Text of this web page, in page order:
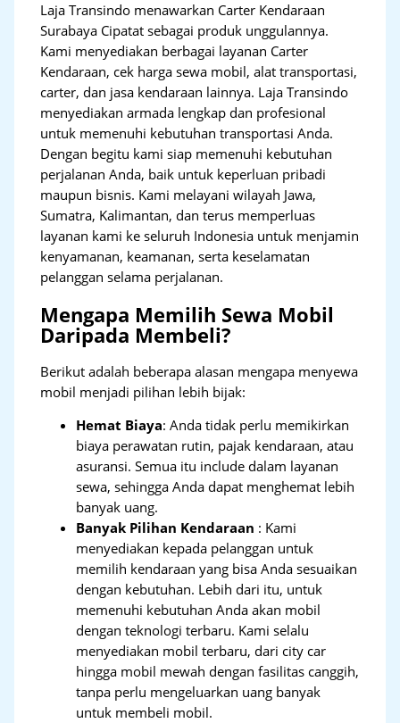
Laja Transindo menawarkan Carter Kendaraan
Surabaya Cipatat sebagai produk unggulannya.
Kami menyediakan berbagai layanan Carter
Kendaraan, cek harga sewa mobil, alat transportasi,
carter, dan jasa kendaraan lainnya. Laja Transindo
menyediakan armada lengkap dan profesional
untuk memenuhi kebutuhan transportasi Anda.
Dengan begitu kami siap memenuhi kebutuhan
perjalanan Anda, baik untuk keperluan pribadi
maupun bisnis. Kami melayani wilayah Jawa,
Sumatra, Kalimantan, dan terus memperluas
layanan kami ke seluruh Indonesia untuk menjamin
kenyamanan, keamanan, serta keselamatan
pelanggan selama perjalanan.
Mengapa Memilih Sewa Mobil
Daripada Membeli?
Berikut adalah beberapa alasan mengapa menyewa
mobil menjadi pilihan lebih bijak:
Hemat Biaya: Anda tidak perlu memikirkan
biaya perawatan rutin, pajak kendaraan, atau
asuransi. Semua itu include dalam layanan
sewa, sehingga Anda dapat menghemat lebih
banyak uang.
Banyak Pilihan Kendaraan : Kami
menyediakan kepada pelanggan untuk
memilih kendaraan yang bisa Anda sesuaikan
dengan kebutuhan. Lebih dari itu, untuk
memenuhi kebutuhan Anda akan mobil
dengan teknologi terbaru. Kami selalu
menyediakan mobil terbaru, dari city car
hingga mobil mewah dengan fasilitas canggih,
tanpa perlu mengeluarkan uang banyak
untuk membeli mobil.